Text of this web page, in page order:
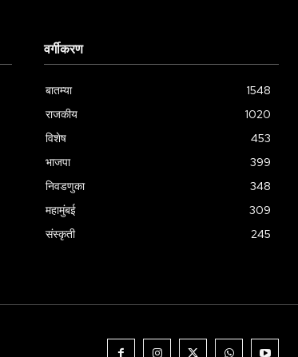
वर्गीकरण
बातम्या
1548
राजकीय
1020
विशेष
453
भाजपा
399
निवडणुका
348
महामुंबई
309
संस्कृती
245